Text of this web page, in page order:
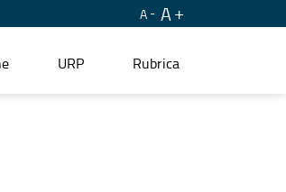
A A
URP Rubrica